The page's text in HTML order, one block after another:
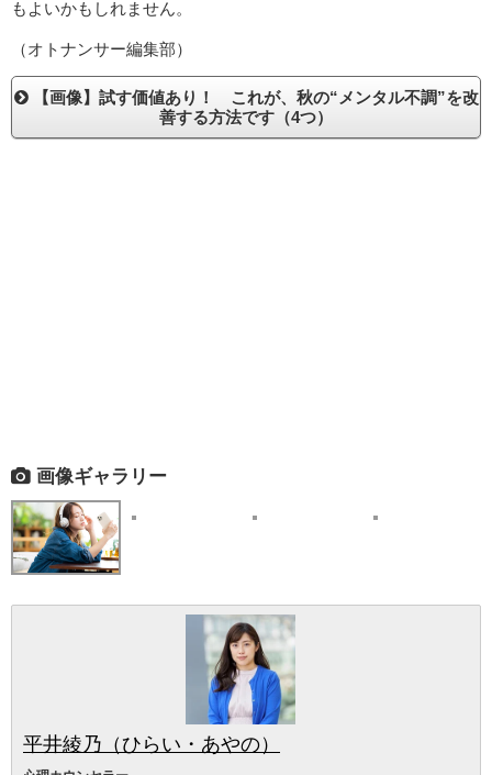
もよいかもしれません。
（オトナンサー編集部）
【画像】試す価値あり！ これが、秋の“メンタル不調”を改
善する方法です（4つ）
画像ギャラリー
平井綾乃（ひらい・あやの）